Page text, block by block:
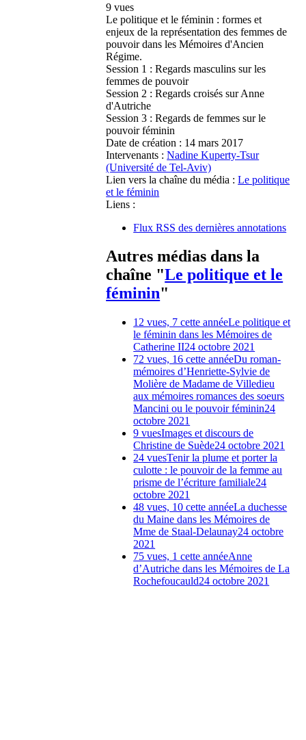
9 vues
Le politique et le féminin : formes et
enjeux de la représentation des femmes de
pouvoir dans les Mémoires d'Ancien
Régime.
Session 1 : Regards masculins sur les
femmes de pouvoir
Session 2 : Regards croisés sur Anne
d'Autriche
Session 3 : Regards de femmes sur le
pouvoir féminin
Date de création : 14 mars 2017
Intervenants : Nadine Kuperty-Tsur
(Université de Tel-Aviv)
Lien vers la chaîne du média : Le politique
et le féminin
Liens :
Flux RSS des dernières annotations
Autres médias dans la
chaîne "Le politique et le
féminin"
12 vues, 7 cette annéeLe politique et
le féminin dans les Mémoires de
Catherine II24 octobre 2021
72 vues, 16 cette annéeDu roman-
mémoires d’Henriette-Sylvie de
Molière de Madame de Villedieu
aux mémoires romances des soeurs
Mancini ou le pouvoir féminin24
octobre 2021
9 vuesImages et discours de
Christine de Suède24 octobre 2021
24 vuesTenir la plume et porter la
culotte : le pouvoir de la femme au
prisme de l’écriture familiale24
octobre 2021
48 vues, 10 cette annéeLa duchesse
du Maine dans les Mémoires de
Mme de Staal-Delaunay24 octobre
2021
75 vues, 1 cette annéeAnne
d’Autriche dans les Mémoires de La
Rochefoucauld24 octobre 2021